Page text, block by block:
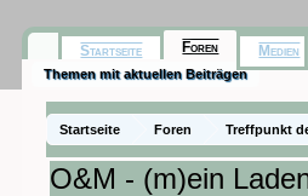
Startseite Foren Treffpunkt
O&M - (m)ein
Startseite Foren
Themen mit aktuellen Beiträgen
Medien